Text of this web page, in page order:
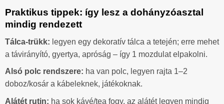
Praktikus tippek: így lesz a dohányzóasztal
mindig rendezett
Tálca-trükk: legyen egy dekoratív tálca a tetején; erre mehet
a távirányító, gyertya, apróság – így 1 mozdulat elpakolni.
Alsó polc rendszere: ha van polc, legyen rajta 1–2
doboz/kosár a kábeleknek, játékoknak.
Alátét rutin: ha sok kávé/tea fogy, az alátét legyen mindig